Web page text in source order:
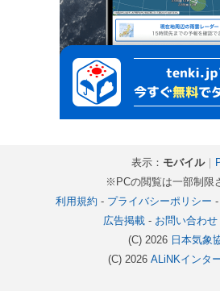
表示： モバイル｜
※PCの閲覧は一部制限
利用規約 - プライバシーポリシー -
広告掲載- お問い合わせ
(C) 2026 日本気象
(C) 2026 ALiNKインタ